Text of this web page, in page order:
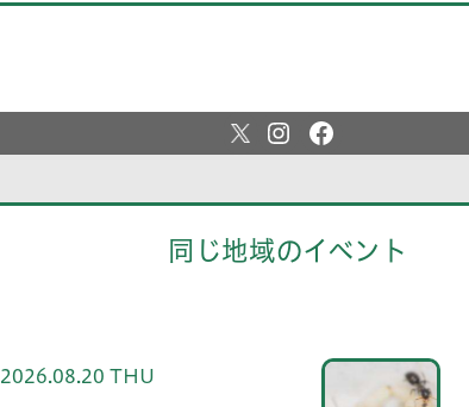
同じ地域のイベント
2026.08.20 THU